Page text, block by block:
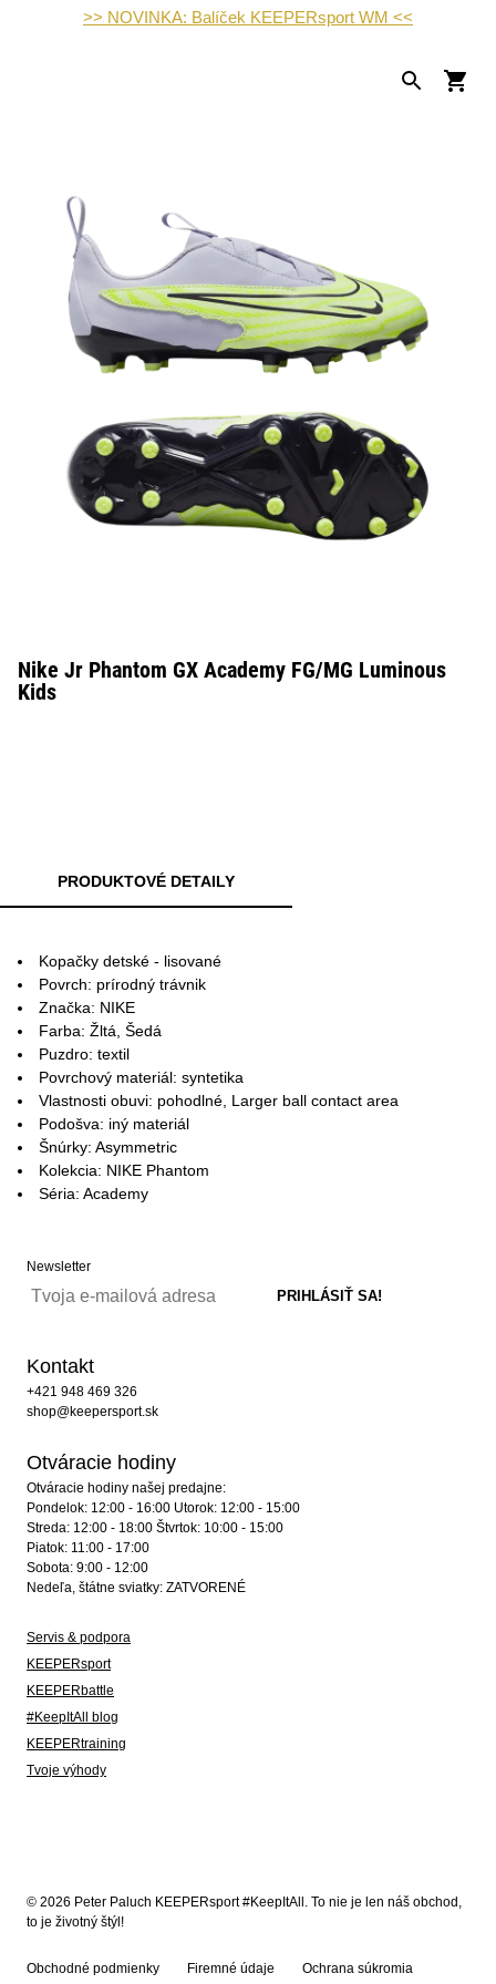
>> NOVINKA: Balíček KEEPERsport WM <<
Nike Jr Phantom GX Academy FG/MG Luminous
Kids
PRODUKTOVÉ DETAILY
Kopačky detské - lisované
Povrch: prírodný trávnik
Značka: NIKE
Farba: Žltá, Šedá
Puzdro: textil
Povrchový materiál: syntetika
Vlastnosti obuvi: pohodlné, Larger ball contact area
Podošva: iný materiál
Šnúrky: Asymmetric
Kolekcia: NIKE Phantom
Séria: Academy
Newsletter
Kontakt
+421 948 469 326
shop@keepersport.sk
Otváracie hodiny
Otváracie hodiny našej predajne:
Pondelok: 12:00 - 16:00 Utorok: 12:00 - 15:00
Streda: 12:00 - 18:00 Štvrtok: 10:00 - 15:00
Piatok: 11:00 - 17:00
Sobota: 9:00 - 12:00
Nedeľa, štátne sviatky: ZATVORENÉ
Servis & podpora
KEEPERsport
KEEPERbattle
#KeepItAll blog
KEEPERtraining
Tvoje výhody
© 2026 Peter Paluch KEEPERsport #KeepItAll. To nie je len náš obchod,
to je životný štýl!
Obchodné podmienky Firemné údaje Ochrana súkromia